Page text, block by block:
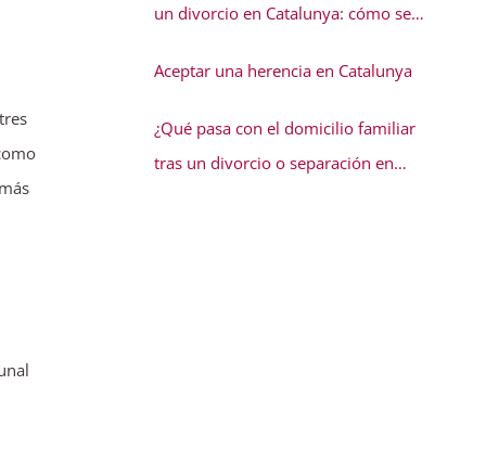
un divorcio en Catalunya: cómo se
Aceptar una herencia en Catalunya
¿Qué pasa con el domicilio familiar
tras un divorcio o separación en